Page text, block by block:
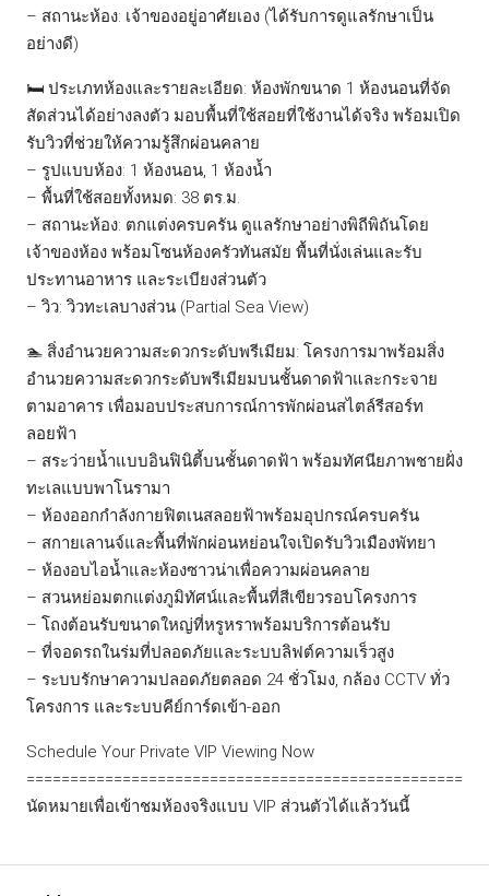
– สถานะห้อง: เจ้าของอยู่อาศัยเอง (ได้รับการดูแลรักษาเป็น
อย่างดี)
🛏️ ประเภทห้องและรายละเอียด: ห้องพักขนาด 1 ห้องนอนที่จัด
สัดส่วนได้อย่างลงตัว มอบพื้นที่ใช้สอยที่ใช้งานได้จริง พร้อมเปิด
รับวิวที่ช่วยให้ความรู้สึกผ่อนคลาย
– รูปแบบห้อง: 1 ห้องนอน, 1 ห้องน้ำ
– พื้นที่ใช้สอยทั้งหมด: 38 ตร.ม.
– สถานะห้อง: ตกแต่งครบครัน ดูแลรักษาอย่างพิถีพิถันโดย
เจ้าของห้อง พร้อมโซนห้องครัวทันสมัย พื้นที่นั่งเล่นและรับ
ประทานอาหาร และระเบียงส่วนตัว
– วิว: วิวทะเลบางส่วน (Partial Sea View)
🏊 สิ่งอำนวยความสะดวกระดับพรีเมียม: โครงการมาพร้อมสิ่ง
อำนวยความสะดวกระดับพรีเมียมบนชั้นดาดฟ้าและกระจาย
ตามอาคาร เพื่อมอบประสบการณ์การพักผ่อนสไตล์รีสอร์ท
ลอยฟ้า
– สระว่ายน้ำแบบอินฟินิตี้บนชั้นดาดฟ้า พร้อมทัศนียภาพชายฝั่ง
ทะเลแบบพาโนรามา
– ห้องออกกำลังกายฟิตเนสลอยฟ้าพร้อมอุปกรณ์ครบครัน
– สกายเลานจ์และพื้นที่พักผ่อนหย่อนใจเปิดรับวิวเมืองพัทยา
– ห้องอบไอน้ำและห้องซาวน่าเพื่อความผ่อนคลาย
– สวนหย่อมตกแต่งภูมิทัศน์และพื้นที่สีเขียวรอบโครงการ
– โถงต้อนรับขนาดใหญ่ที่หรูหราพร้อมบริการต้อนรับ
– ที่จอดรถในร่มที่ปลอดภัยและระบบลิฟต์ความเร็วสูง
– ระบบรักษาความปลอดภัยตลอด 24 ชั่วโมง, กล้อง CCTV ทั่ว
โครงการ และระบบคีย์การ์ดเข้า-ออก
Schedule Your Private VIP Viewing Now
==================================================
นัดหมายเพื่อเข้าชมห้องจริงแบบ VIP ส่วนตัวได้แล้ววันนี้